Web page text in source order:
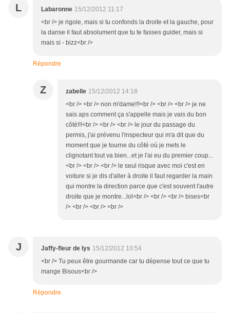
L Labaronne 15/12/2012 11:17
<br /> je rigole, mais si tu confonds la droite et la gauche, pour
la danse il faut absolument que tu te fasses guider, mais si
mais si - bizz<br />
Répondre
Z zabelle 15/12/2012 14:18
<br /> <br /> non m'dame!!!<br /> <br /> <br /> je ne
sais aps comment ça s'appelle mais je vais du bon
côté!!!<br /> <br /> <br /> le jour du passage du
permis, j'ai prévenu l'inspecteur qui m'a dit que du
moment que je tourne du côté où je mets le
clignotant tout va bien...et je l'ai eu du premier coup...
<br /> <br /> <br /> le seul risque avec moi c'est en
voiture si je dis d'aller à droite il faut regarder la main
qui montre la direction parce que c'est souvent l'autre
droite que je montre...lol<br /> <br /> <br /> bises<br
/> <br /> <br /> <br />
J Jaffy-fleur de lys 15/12/2012 10:54
<br /> Tu peux être gourmande car tu dépense tout ce que tu
mange Bisous<br />
Répondre